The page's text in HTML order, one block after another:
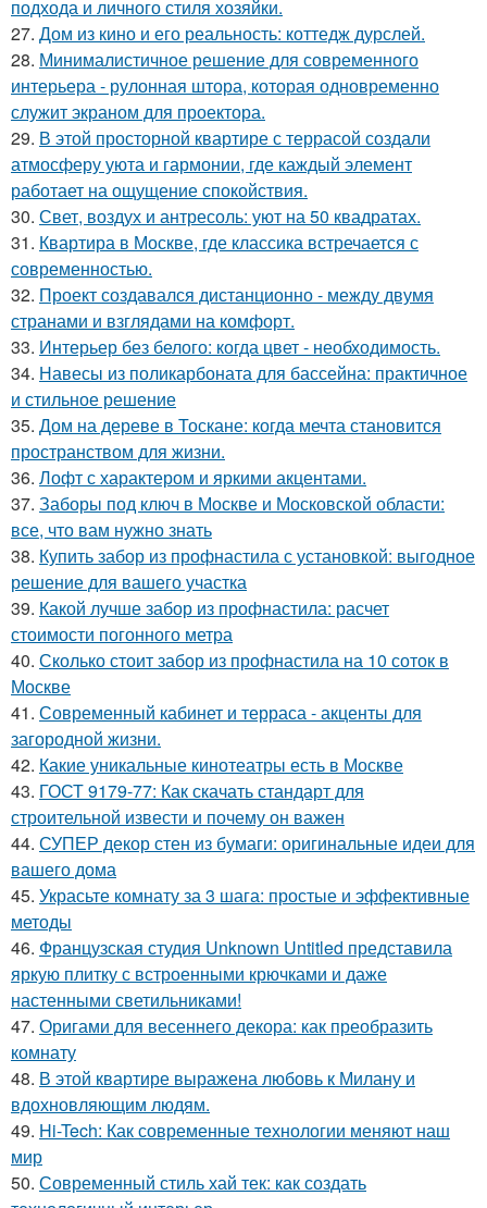
подхода и личного стиля хозяйки.
27. Дом из кино и его реальность: коттедж дурслей.
28. Минималистичное решение для современного
интерьера - рулонная штора, которая одновременно
служит экраном для проектора.
29. В этой просторной квартире с террасой создали
атмосферу уюта и гармонии, где каждый элемент
работает на ощущение спокойствия.
30. Свет, воздух и антресоль: уют на 50 квадратах.
31. Квартира в Москве, где классика встречается с
современностью.
32. Проект создавался дистанционно - между двумя
странами и взглядами на комфорт.
33. Интерьер без белого: когда цвет - необходимость.
34. Навесы из поликарбоната для бассейна: практичное
и стильное решение
35. Дом на дереве в Тоскане: когда мечта становится
пространством для жизни.
36. Лофт с характером и яркими акцентами.
37. Заборы под ключ в Москве и Московской области:
все, что вам нужно знать
38. Купить забор из профнастила с установкой: выгодное
решение для вашего участка
39. Какой лучше забор из профнастила: расчет
стоимости погонного метра
40. Сколько стоит забор из профнастила на 10 соток в
Москве
41. Современный кабинет и терраса - акценты для
загородной жизни.
42. Какие уникальные кинотеатры есть в Москве
43. ГОСТ 9179-77: Как скачать стандарт для
строительной извести и почему он важен
44. СУПЕР декор стен из бумаги: оригинальные идеи для
вашего дома
45. Украсьте комнату за 3 шага: простые и эффективные
методы
46. Французская студия Unknown Untitled представила
яркую плитку с встроенными крючками и даже
настенными светильниками!
47. Оригами для весеннего декора: как преобразить
комнату
48. В этой квартире выражена любовь к Милану и
вдохновляющим людям.
49. Hi-Tech: Как современные технологии меняют наш
мир
50. Современный стиль хай тек: как создать